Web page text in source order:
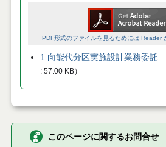
PDF形式のファイルを見るためには Reader
1.向能代分区実施設計業務委託
57.00 KB）
このページに関するお問合せ